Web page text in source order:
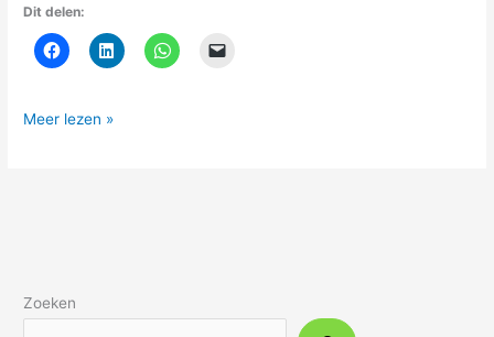
Dit delen:
Meer lezen »
Zoeken